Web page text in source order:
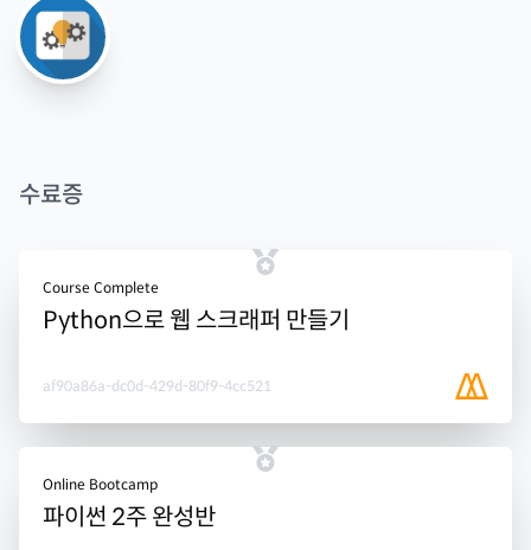
수료증
Course Complete
Python으로 웹 스크래퍼 만들기
af90a86a-dc0d-429d-80f9-4cc521
Online Bootcamp
파이썬 2주 완성반